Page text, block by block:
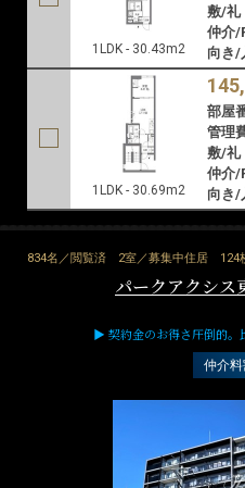
1LDK - 30.43m2
敷/礼
仲介/
向き/
1LDK - 30.69m2
部屋
管理
敷/礼
仲介/
向き/
834名／閲覧済 2室／募集中住居 124
パークアクシス
▶ 契約金のお得さ圧倒的
仲介